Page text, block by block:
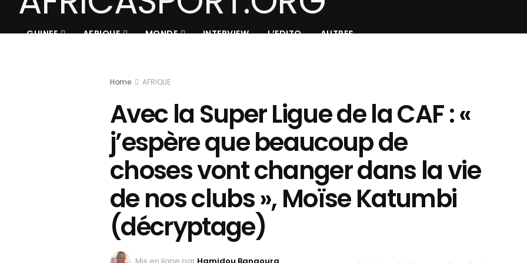
GUINEE AFRIQUE MONDE INTERVIEW L’EDITO AUTRES
Home AFRIQUE
Avec la Super Ligue de la CAF : «
j’espère que beaucoup de
choses vont changer dans la vie
de nos clubs », Moïse Katumbi
(décryptage)